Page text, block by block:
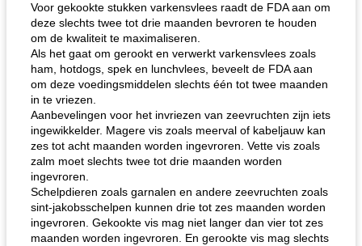
Voor gekookte stukken varkensvlees raadt de FDA aan om
deze slechts twee tot drie maanden bevroren te houden
om de kwaliteit te maximaliseren.
Als het gaat om gerookt en verwerkt varkensvlees zoals
ham, hotdogs, spek en lunchvlees, beveelt de FDA aan
om deze voedingsmiddelen slechts één tot twee maanden
in te vriezen.
Aanbevelingen voor het invriezen van zeevruchten zijn iets
ingewikkelder. Magere vis zoals meerval of kabeljauw kan
zes tot acht maanden worden ingevroren. Vette vis zoals
zalm moet slechts twee tot drie maanden worden
ingevroren.
Schelpdieren zoals garnalen en andere zeevruchten zoals
sint-jakobsschelpen kunnen drie tot zes maanden worden
ingevroren. Gekookte vis mag niet langer dan vier tot zes
maanden worden ingevroren. En gerookte vis mag slechts